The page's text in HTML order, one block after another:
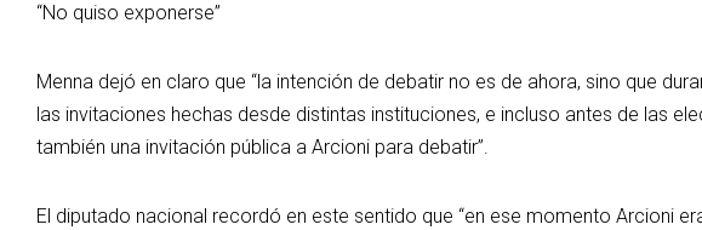
“No quiso exponerse”
Menna dejó en claro que “la intención de debatir no es de ahora, sino que
las invitaciones hechas desde distintas instituciones, e incluso antes de las
también una invitación pública a Arcioni para debatir”.
El diputado nacional recordó en este sentido que “en ese momento Arcioni